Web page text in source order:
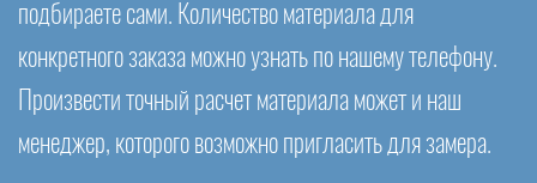
подбираете сами. Количество материала для
конкретного заказа можно узнать по нашему телефону.
Произвести точный расчет материала может и наш
менеджер, которого возможно пригласить для замера.